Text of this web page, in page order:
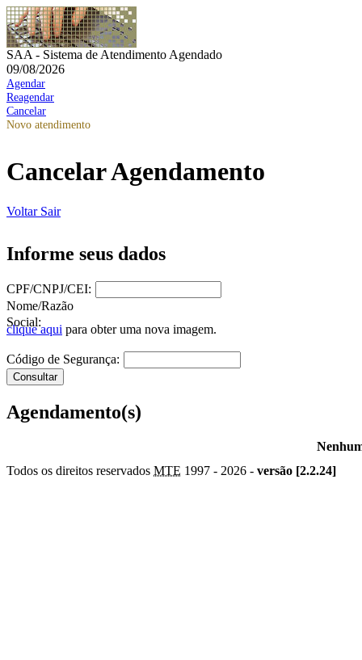
SAA - Sistema de Atendimento Agendado
09/08/2026
Agendar
Reagendar
Cancelar
Novo atendimento
Cancelar Agendamento
Voltar Sair
Informe seus dados
CPF/CNPJ/CEI:
Nome/Razão
Social:
clique aqui para obter uma nova imagem.
Código de Segurança:
Agendamento(s)
Todos os direitos reservados MTE 1997 - 2026 - versão [2.2.24]